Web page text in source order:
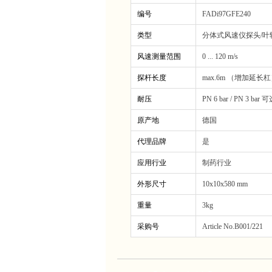
编号 FADi97GFE240
类型 分体式风速仪探头/
风速测量范围 0 ... 120 m/s
探杆长度 max.6m （增加延长杠
耐压 PN 6 bar / PN 3 bar 可
原产地 德国
代理品牌 是
应用行业 制药行业
外形尺寸 10x10x580 mm
重量 3kg
采购号 Article No.B001/221